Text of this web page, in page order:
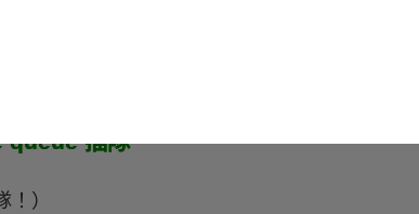
樣詢問前面的人：
Theater B?（不好意思。你在排 B 廳嗎？）
插隊
）